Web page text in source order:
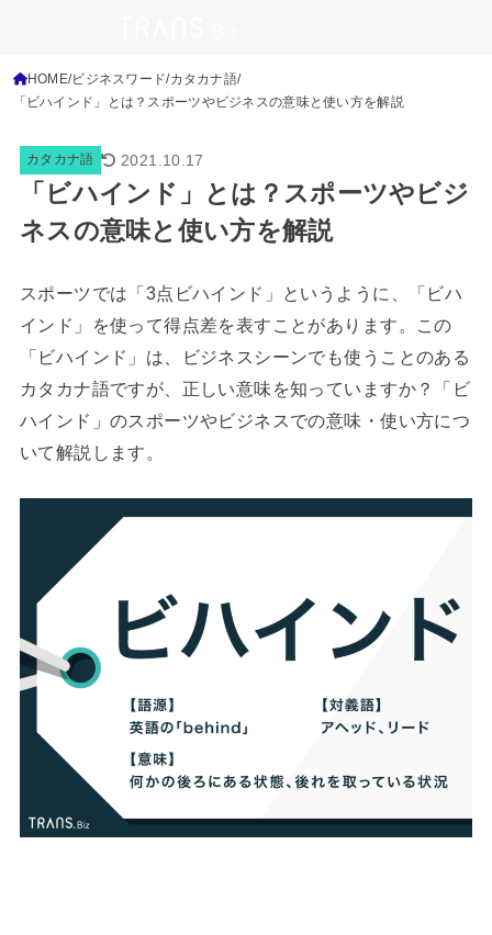
HOME ビジネスワード カタカナ語
「ビハインド」とは？スポーツやビジネスの意味と使い方を解説
カタカナ語 2021.10.17
「ビハインド」とは？スポーツやビジ
ネスの意味と使い方を解説
スポーツでは「3点ビハインド」というように、「ビハ
インド」を使って得点差を表すことがあります。この
「ビハインド」は、ビジネスシーンでも使うことのある
カタカナ語ですが、正しい意味を知っていますか？「ビ
ハインド」のスポーツやビジネスでの意味・使い方につ
いて解説します。